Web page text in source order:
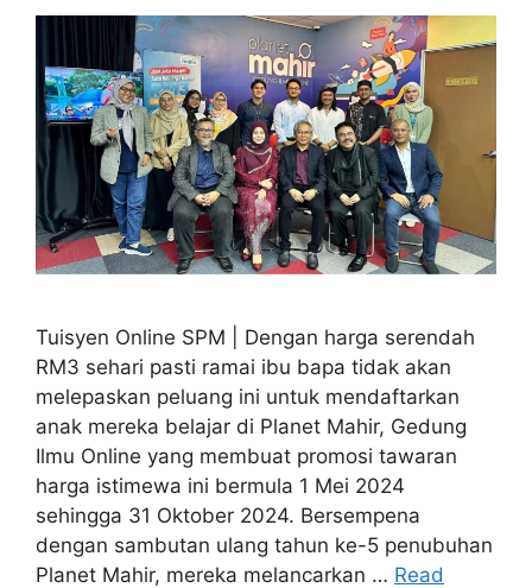
Tuisyen Online SPM | Dengan harga serendah
RM3 sehari pasti ramai ibu bapa tidak akan
melepaskan peluang ini untuk mendaftarkan
anak mereka belajar di Planet Mahir, Gedung
Ilmu Online yang membuat promosi tawaran
harga istimewa ini bermula 1 Mei 2024
sehingga 31 Oktober 2024. Bersempena
dengan sambutan ulang tahun ke-5 penubuhan
Planet Mahir, mereka melancarkan … Read